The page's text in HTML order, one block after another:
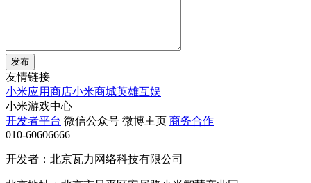
发布
友情链接
小米应用商店小米商城英雄互娱
小米游戏中心
开发者平台 微信公众号 微博主页 商务合作
010-60606666
开发者：北京瓦力网络科技有限公司